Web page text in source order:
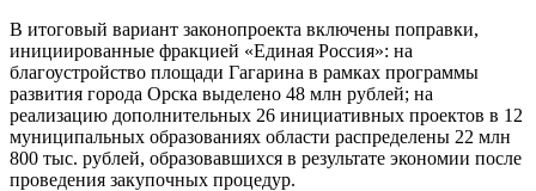
В итоговый вариант законопроекта включены поправки,
инициированные фракцией «Единая Россия»: на
благоустройство площади Гагарина в рамках программы
развития города Орска выделено 48 млн рублей; на
реализацию дополнительных 26 инициативных проектов в 12
муниципальных образованиях области распределены 22 млн
800 тыс. рублей, образовавшихся в результате экономии после
проведения закупочных процедур.